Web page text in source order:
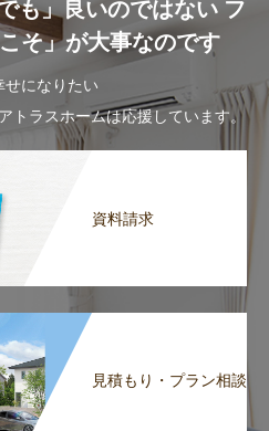
も」良いのではない フ
そ」が大事なのです
せになりたい
トラスホームは応援しています。
資料請求
見積もり・プラン相談